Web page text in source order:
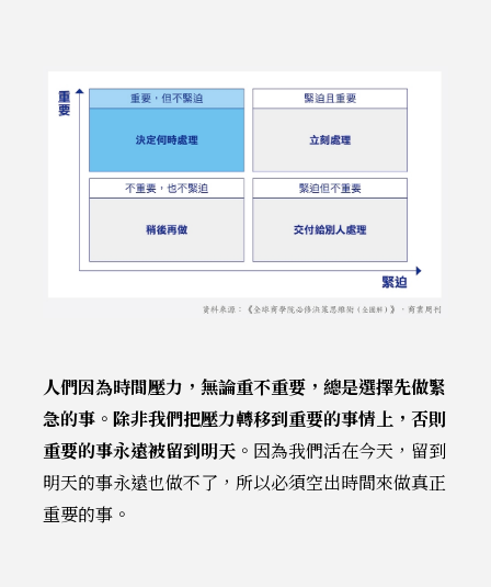
人們因為時間壓力，無論重不重要，總是選擇先做緊
急的事。除非我們把壓力轉移到重要的事情上，否則
重要的事永遠被留到明天。因為我們活在今天，留到
明天的事永遠也做不了，所以必須空出時間來做真正
重要的事。